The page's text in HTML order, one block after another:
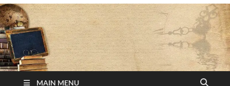
MAIN MENU